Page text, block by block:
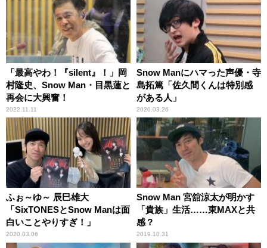
「最高やわ！『silent』！」岡
村隆史、Snow Man・目黒蓮と
再会に大興奮！
2022.11.11
Snow Manにハマった声優・寺
島拓篤「佐久間くんは特別感
がある人」
2020.03.26
ふぉ～ゆ～ 辰巳雄大
「SixTONESとSnow Manは面
白いことやりすぎ！」
2020.03.06
Snow Man 宮舘涼太が明かす
「貴族」生活……東MAXと共
感？
2019.10.31